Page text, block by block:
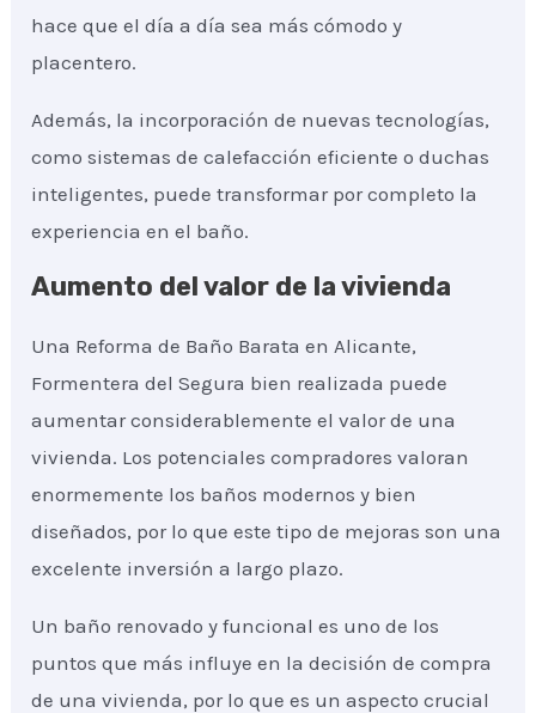
hace que el día a día sea más cómodo y
placentero.
Además, la incorporación de nuevas tecnologías,
como sistemas de calefacción eficiente o duchas
inteligentes, puede transformar por completo la
experiencia en el baño.
Aumento del valor de la vivienda
Una Reforma de Baño Barata en Alicante,
Formentera del Segura bien realizada puede
aumentar considerablemente el valor de una
vivienda. Los potenciales compradores valoran
enormemente los baños modernos y bien
diseñados, por lo que este tipo de mejoras son una
excelente inversión a largo plazo.
Un baño renovado y funcional es uno de los
puntos que más influye en la decisión de compra
de una vivienda, por lo que es un aspecto crucial